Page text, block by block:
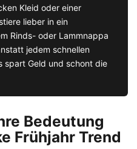
Kleid oder einer
lieber in ein
Rinds- oder Lammnappa
jedem schnellen
spart Geld und schont die
Bedeutung
Frühjahr Trend